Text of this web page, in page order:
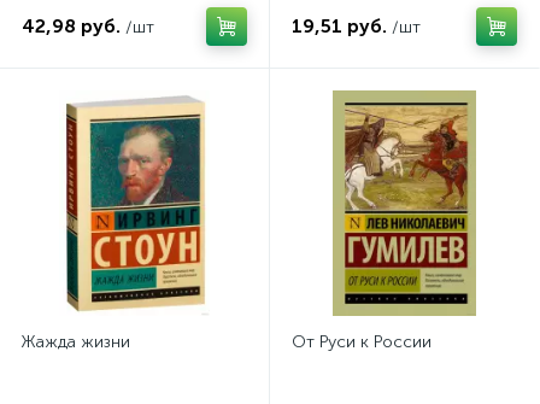
42,98 руб. /шт 19,51 руб. /шт
Жажда жизни От Руси к России